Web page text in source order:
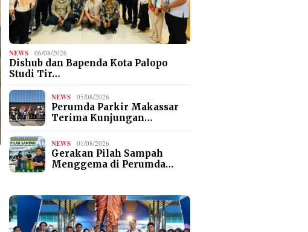
NEWS 06/08/2026
Dishub dan Bapenda Kota Palopo
Studi Tir…
NEWS 05/08/2026
Perumda Parkir Makassar
Terima Kunjungan…
NEWS 01/08/2026
Gerakan Pilah Sampah
Menggema di Perumda…